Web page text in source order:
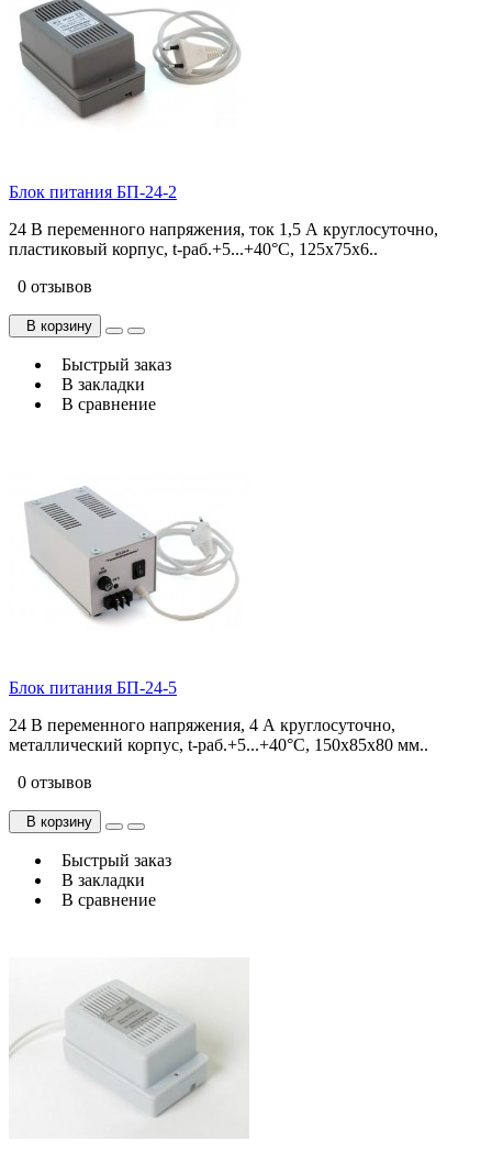
Блок питания БП-24-2
24 В переменного напряжения, ток 1,5 А круглосуточно,
пластиковый корпус, t-раб.+5...+40°С, 125х75х6..
0 отзывов
В корзину
Быстрый заказ
В закладки
В сравнение
Блок питания БП-24-5
24 В переменного напряжения, 4 А круглосуточно,
металлический корпус, t-раб.+5...+40°С, 150х85х80 мм..
0 отзывов
В корзину
Быстрый заказ
В закладки
В сравнение